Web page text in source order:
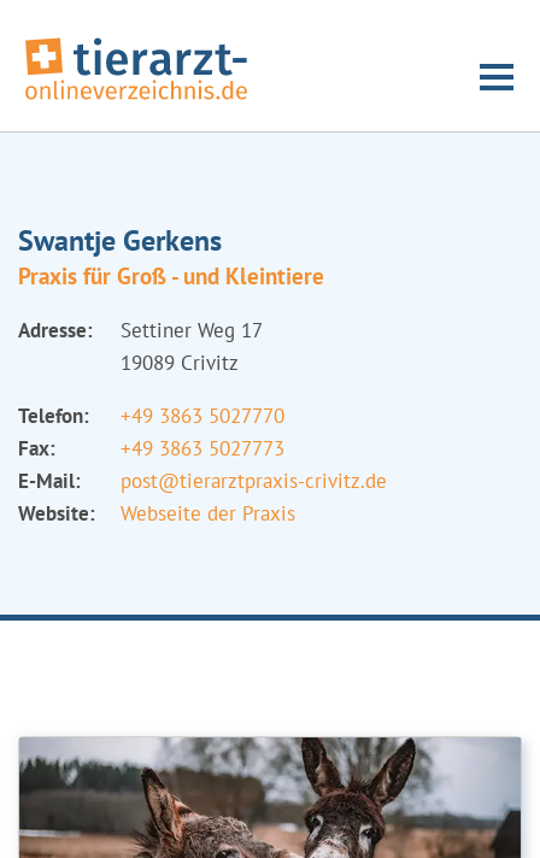
Swantje Gerkens
Praxis für Groß - und Kleintiere
Adresse:
Settiner Weg 17
19089 Crivitz
Telefon:
+49 3863 5027770
Fax:
+49 3863 5027773
E-Mail:
post@tierarztpraxis-crivitz.de
Website:
Webseite der Praxis